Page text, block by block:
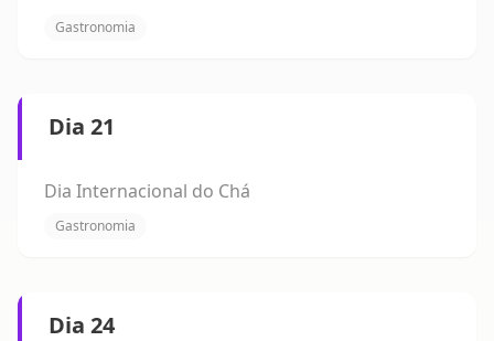
Gastronomia
Dia 21
Dia Internacional do Chá
Gastronomia
Dia 24